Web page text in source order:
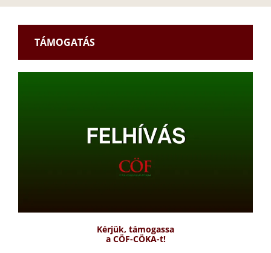
TÁMOGATÁS
Kérjük, támogassa
a CÖF-CÖKA-t!